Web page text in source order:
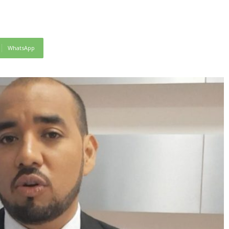
WhatsApp